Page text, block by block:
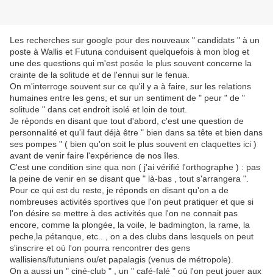
Les recherches sur google pour des nouveaux " candidats " à un
poste à Wallis et Futuna conduisent quelquefois à mon blog et
une des questions qui m'est posée le plus souvent concerne la
crainte de la solitude et de l'ennui sur le fenua.
On m'interroge souvent sur ce qu'il y a à faire, sur les relations
humaines entre les gens, et sur un sentiment de " peur " de "
solitude " dans cet endroit isolé et loin de tout.
Je réponds en disant que tout d'abord, c'est une question de
personnalité et qu'il faut déjà être " bien dans sa tête et bien dans
ses pompes " ( bien qu'on soit le plus souvent en claquettes ici )
avant de venir faire l'expérience de nos îles.
C'est une condition sine qua non ( j'ai vérifié l'orthographe ) : pas
la peine de venir en se disant que " là-bas , tout s'arrangera ".
Pour ce qui est du reste, je réponds en disant qu'on a de
nombreuses activités sportives que l'on peut pratiquer et que si
l'on désire se mettre à des activités que l'on ne connait pas
encore, comme la plongée, la voile, le badmington, la rame, la
peche,la pétanque, etc.. , on a des clubs dans lesquels on peut
s'inscrire et où l'on pourra rencontrer des gens
wallisiens/futuniens ou/et papalagis (venus de métropole).
On a aussi un " ciné-club " , un " café-falé " où l'on peut jouer aux